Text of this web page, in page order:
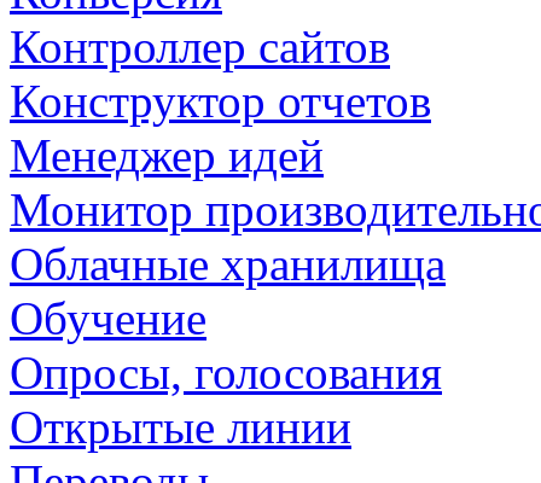
Контроллер сайтов
Конструктор отчетов
Менеджер идей
Монитор
Облачные хранилища
Обучение
Опросы, голосования
Открытые линии